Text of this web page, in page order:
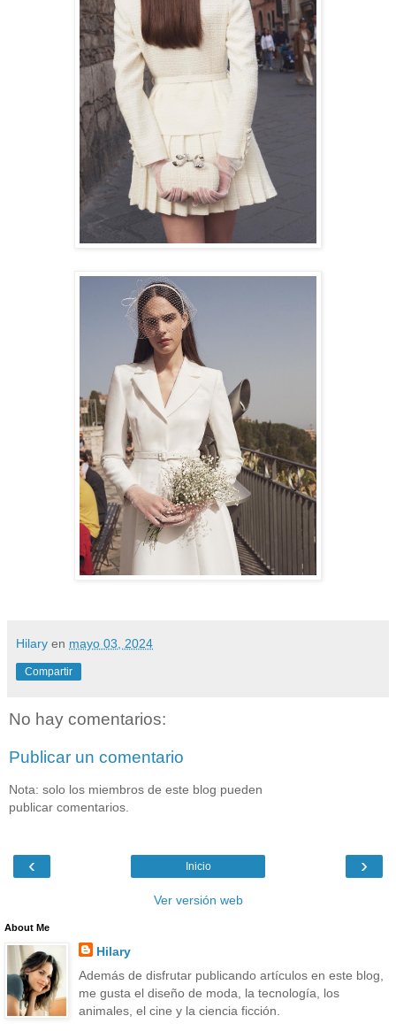
Hilary en mayo 03, 2024
Compartir
No hay comentarios:
Publicar un comentario
Nota: solo los miembros de este blog pueden
publicar comentarios.
‹ ›
Inicio
Ver versión web
About Me
Hilary
Además de disfrutar publicando artículos en este blog,
me gusta el diseño de moda, la tecnología, los
animales, el cine y la ciencia ficción.